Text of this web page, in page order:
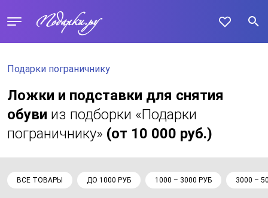
Подарки пограничнику
Ложки и подставки для снятия
обуви из подборки «Подарки
пограничнику» (от 10 000 руб.)
ВСЕ ТОВАРЫ ДО 1000 РУБ 1000 – 3000 РУБ 3000 –